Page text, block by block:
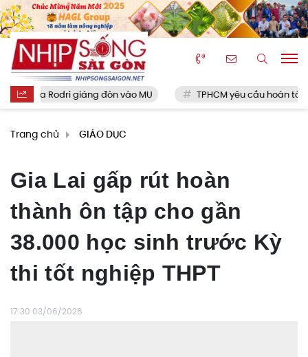
Rodri giáng đòn vào MU TPHCM yêu cầu hoàn tất hồ sơ
Trang chủ GIÁO DỤC
Gia Lai gấp rút hoàn
thành ôn tập cho gần
38.000 học sinh trước Kỳ
thi tốt nghiệp THPT
17:30 03/06/2026